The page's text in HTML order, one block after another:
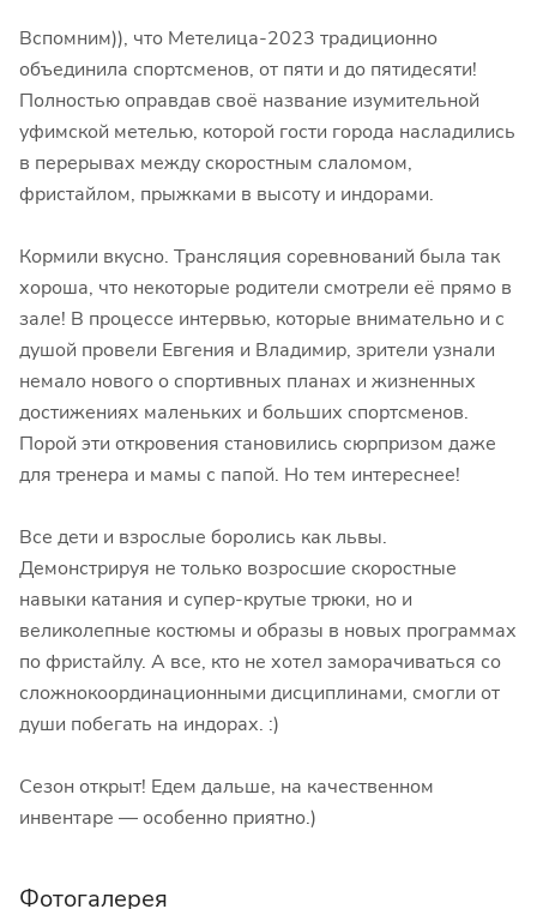
Вспомним)), что Метелица-2023 традиционно
объединила спортсменов, от пяти и до пятидесяти!
Полностью оправдав своё название изумительной
уфимской метелью, которой гости города насладились
в перерывах между скоростным слаломом,
фристайлом, прыжками в высоту и индорами.
Кормили вкусно. Трансляция соревнований была так
хороша, что некоторые родители смотрели её прямо в
зале! В процессе интервью, которые внимательно и с
душой провели Евгения и Владимир, зрители узнали
немало нового о спортивных планах и жизненных
достижениях маленьких и больших спортсменов.
Порой эти откровения становились сюрпризом даже
для тренера и мамы с папой. Но тем интереснее!
Все дети и взрослые боролись как львы.
Демонстрируя не только возросшие скоростные
навыки катания и супер-крутые трюки, но и
великолепные костюмы и образы в новых программах
по фристайлу. А все, кто не хотел заморачиваться со
сложнокоординационными дисциплинами, смогли от
души побегать на индорах. :)
Сезон открыт! Едем дальше, на качественном
инвентаре — особенно приятно.)
Фотогалерея